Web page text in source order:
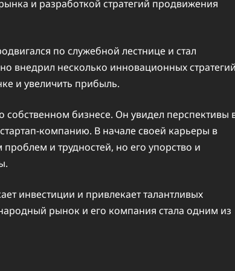
и разработкой стратегий продвижения
по служебной лестнице и стал
внедрил несколько инновационных
и увеличить прибыль.
собственном бизнесе. Он увидел перспективы
компанию. В начале своей карьеры в
и трудностей, но его упорство и
инвестиции и привлекает талантливых
рынок и его компания стала одним из